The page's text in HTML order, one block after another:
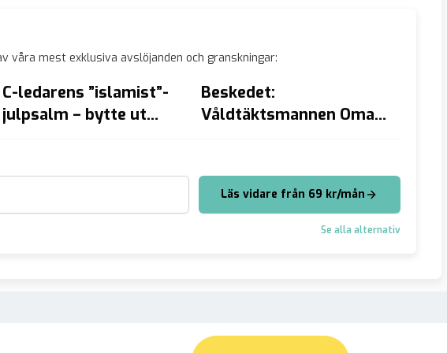
våra mest exklusiva avslöjanden och granskningar:
C-ledarens ”islamist”-
julpsalm – bytte ut
Beskedet:
Våldtäktsmannen Omar
Läs vidare från 69 kr/mån
Se alla alternativ